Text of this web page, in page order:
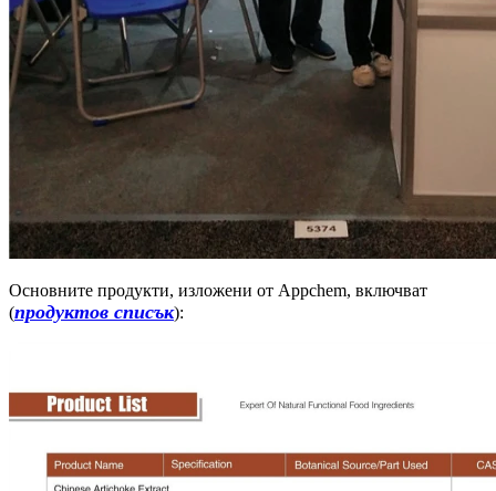
Основните продукти, изложени от Appchem, включват
(продуктов списък):